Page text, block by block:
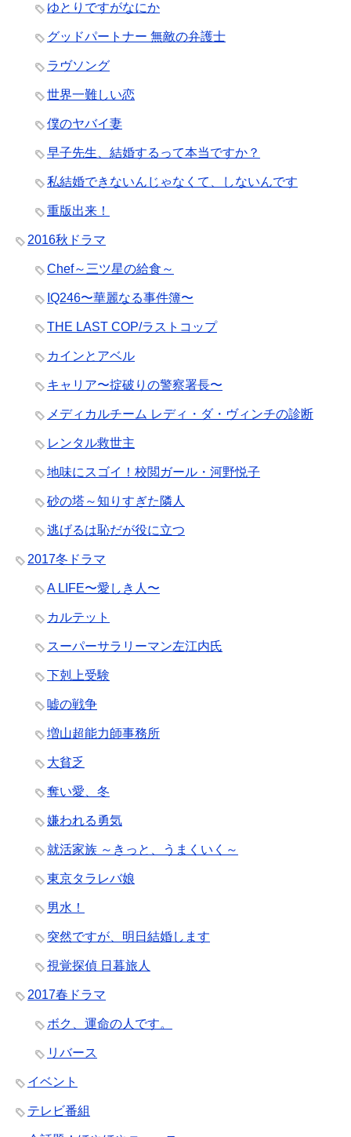
ゆとりですがなにか
グッドパートナー 無敵の弁護士
ラヴソング
世界一難しい恋
僕のヤバイ妻
早子先生、結婚するって本当ですか？
私結婚できないんじゃなくて、しないんです
重版出来！
2016秋ドラマ
Chef～三ツ星の給食～
IQ246〜華麗なる事件簿〜
THE LAST COP/ラストコップ
カインとアベル
キャリア〜掟破りの警察署長〜
メディカルチーム レディ・ダ・ヴィンチの診断
レンタル救世主
地味にスゴイ！校閲ガール・河野悦子
砂の塔～知りすぎた隣人
逃げるは恥だが役に立つ
2017冬ドラマ
A LIFE〜愛しき人〜
カルテット
スーパーサラリーマン左江内氏
下剋上受験
嘘の戦争
増山超能力師事務所
大貧乏
奪い愛、冬
嫌われる勇気
就活家族 ～きっと、うまくいく～
東京タラレバ娘
男水！
突然ですが、明日結婚します
視覚探偵 日暮旅人
2017春ドラマ
ボク、運命の人です。
リバース
イベント
テレビ番組